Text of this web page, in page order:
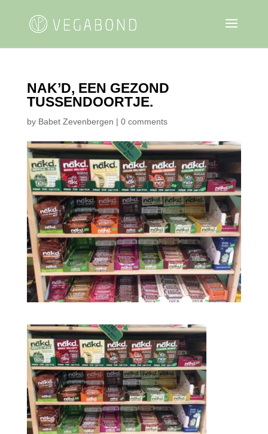
NAK’D, EEN GEZOND
TUSSENDOORTJE.
by Babet Zevenbergen | 0 comments